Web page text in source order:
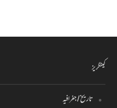
کیٹگریز
تاریخ / جغرافیہ